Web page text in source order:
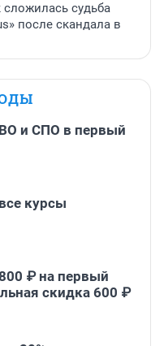
сложилась судьба
после скандала в
и СПО в первый
курсы
₽ на первый
скидка 600 ₽